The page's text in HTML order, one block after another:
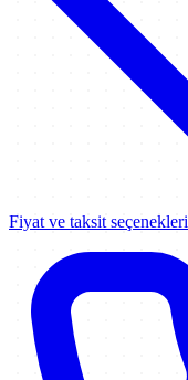
Fiyat ve taksit seçenekleri